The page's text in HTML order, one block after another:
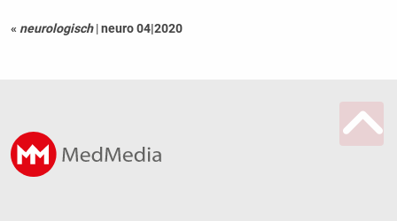
« neurologisch |neuro 04|2020